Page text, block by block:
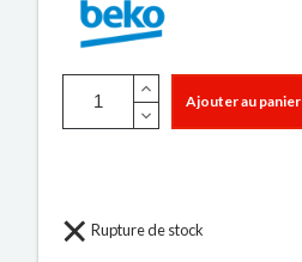
Ajouter au panier
Rupture de stock